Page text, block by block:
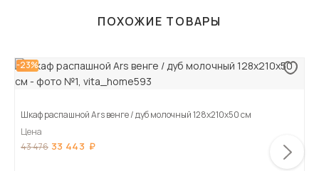
ПОХОЖИЕ ТОВАРЫ
-23%
Шкаф распашной Ars венге / дуб молочный 128х210х50 см
Цена
43 476 33 443